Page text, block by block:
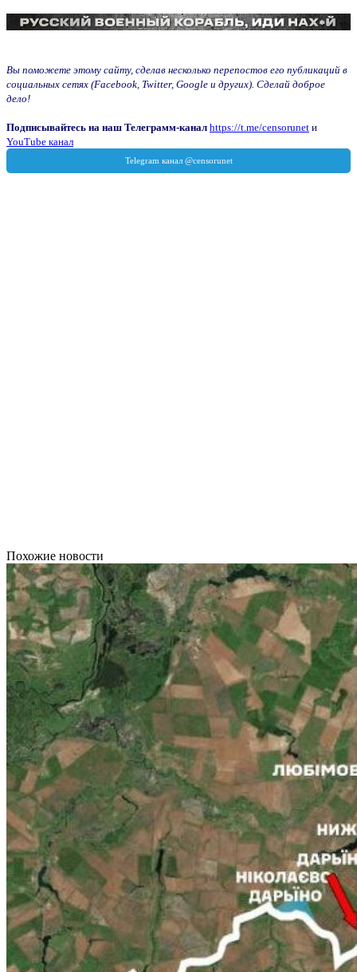
Вы поможете этому сайту, сделав несколько перепостов его публикаций в
социальных сетях (Facebook, Twitter, Google и других). Сделай доброе
дело!
Подписывайтесь на наш Телеграмм-канал https://t.me/censorunet и
YouTube канал
Похожие новости